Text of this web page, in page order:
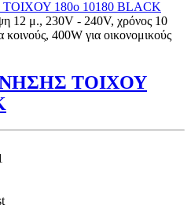
12 μ., 230V - 240V, χρόνος 10
400W για οικονομικούς
ΤΟΙΧΟΥ